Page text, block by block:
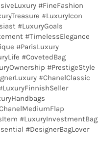
#FineFashion
#LuxuryIcon
#LuxuryGoals
#TimelessElegance
#ParisLuxury
#CovetedBag
#PrestigeStyle
#ChanelClassic
#LuxuryInvestmentBag
#DesignerBagLover